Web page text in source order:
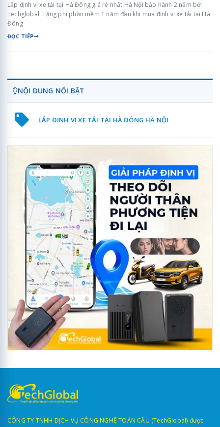
Lắp định vị xe tải tại Hà Đông giá rẻ nhất Hà Nội bảo hành 2 năm bởi
Techglobal. Tặng phí phần mềm 1 năm đầu khi mua định vị xe tải tại Hà
Đông
ĐỌC TIẾP
NỘI DUNG NỔI BẬT
LẮP ĐỊNH VỊ XE TẢI TẠI HÀ ĐÔNG HÀ NỘI
CÔNG TY TNHH DỊCH VỤ CÔNG NGHỆ TOÀN CẦU (TechGlobal) được